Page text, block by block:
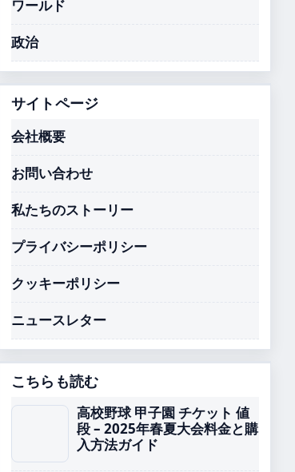
ワールド
政治
サイトページ
会社概要
お問い合わせ
私たちのストーリー
プライバシーポリシー
クッキーポリシー
ニュースレター
こちらも読む
高校野球 甲子園 チケット 値
段 – 2025年春夏大会料金と購
入方法ガイド